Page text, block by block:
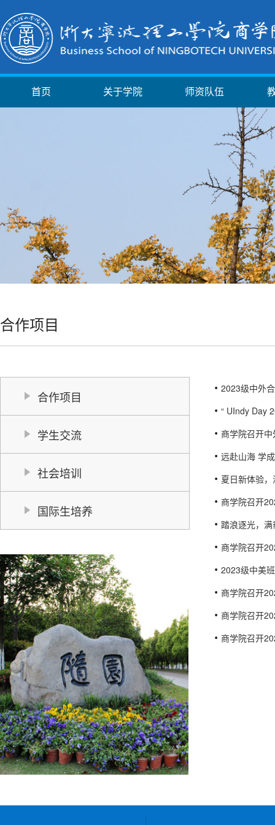
首页 关于学院 师资队伍
合作项目
合作项目
学生交流
社会培训
国际生培养
2023级中外
“ UIndy Day
商学院召开
远赴山海 学
夏日新体验
商学院召开
踏浪逐光，
商学院召开
2023级中美
商学院召开
商学院召开
商学院召开